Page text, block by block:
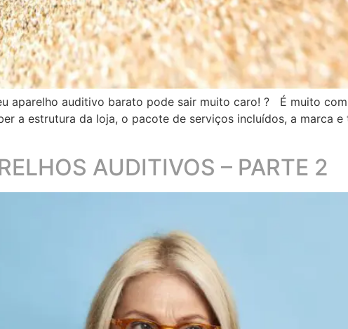
aparelho auditivo barato pode sair muito caro! ? É muito
a estrutura da loja, o pacote de serviços incluídos, a marca
AUDITIVOS – PARTE 2